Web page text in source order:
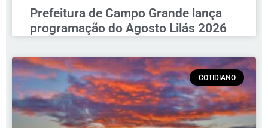
Prefeitura de Campo Grande lança
programação do Agosto Lilás 2026
COTIDIANO